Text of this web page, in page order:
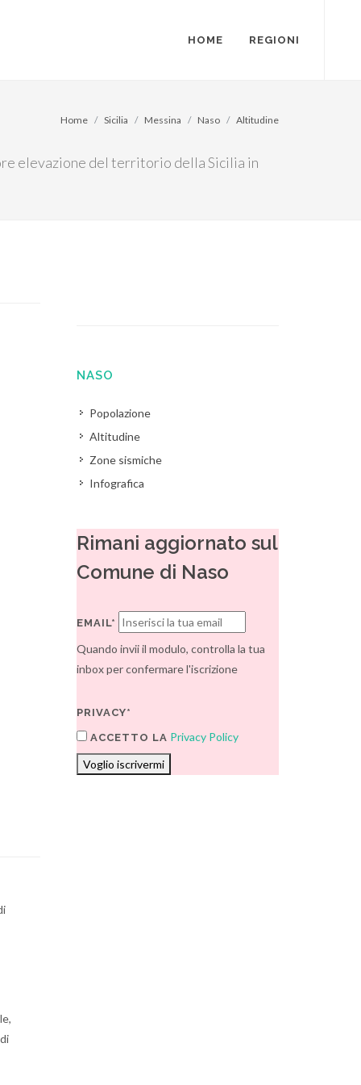
HOME REGIONI
elevazione del territorio della Sicilia in
Home Sicilia Messina Naso Altitudine
NASO
Popolazione
Altitudine
Zone sismiche
Infografica
Rimani aggiornato sul
Comune di Naso
EMAIL*
Quando invii il modulo, controlla la tua
inbox per confermare l'iscrizione
PRIVACY*
ACCETTO LA Privacy Policy
Voglio iscrivermi